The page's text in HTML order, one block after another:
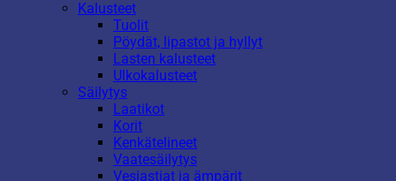
Kalusteet
Tuolit
Pöydät, lipastot ja hyllyt
Lasten kalusteet
Ulkokalusteet
Säilytys
Laatikot
Korit
Kenkätelineet
Vaatesäilytys
Vesiastiat ja ämpärit